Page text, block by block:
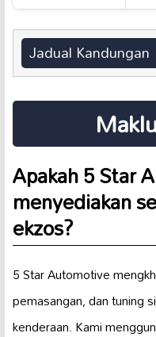
Jadual Kandungan
Apakah 5 Star
menyediakan
ekzos?
5 Star Automotive
pemasangan, dan tuning
kenderaan. Kami